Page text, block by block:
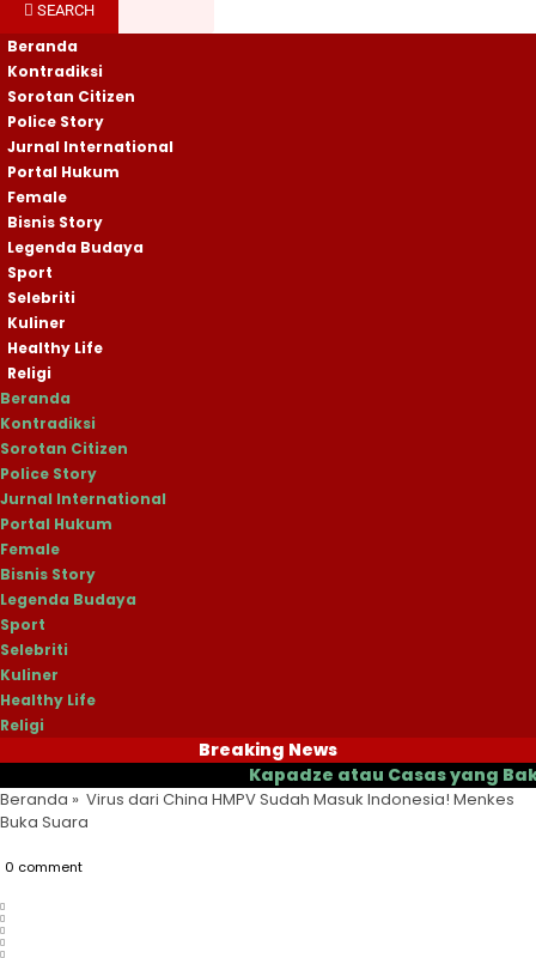
SEARCH
Beranda
Kontradiksi
Sorotan Citizen
Police Story
Jurnal International
Portal Hukum
Female
Bisnis Story
Legenda Budaya
Sport
Selebriti
Kuliner
Healthy Life
Religi
Beranda
Kontradiksi
Sorotan Citizen
Police Story
Jurnal International
Portal Hukum
Female
Bisnis Story
Legenda Budaya
Sport
Selebriti
Kuliner
Healthy Life
Religi
Breaking News
Kapadze atau Casas yang Bakal
Beranda » Virus dari China HMPV Sudah Masuk Indonesia! Menkes
Buka Suara
0 comment